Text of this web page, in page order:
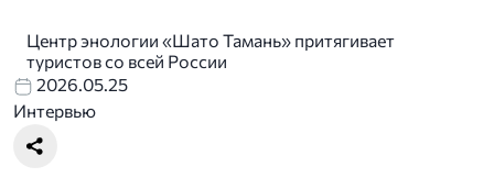
Центр энологии «Шато Тамань» притягивает
туристов со всей России
2026.05.25
Интервью